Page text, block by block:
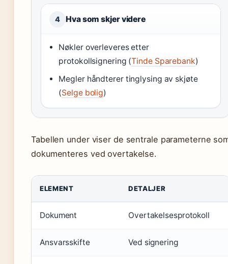
4 Hva som skjer videre
Nøkler overleveres etter
protokollsignering (Tinde Sparebank)
Megler håndterer tinglysing av skjøte
(Selge bolig)
Tabellen under viser de sentrale parameterne
dokumenteres ved overtakelse.
ELEMENT DETALJER
Dokument Overtakelsesprotokoll
Ansvarsskifte Ved signering